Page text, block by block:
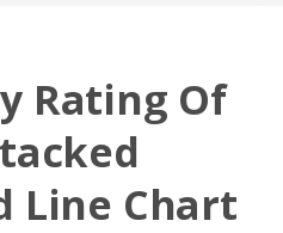
Rating Of
Line Chart